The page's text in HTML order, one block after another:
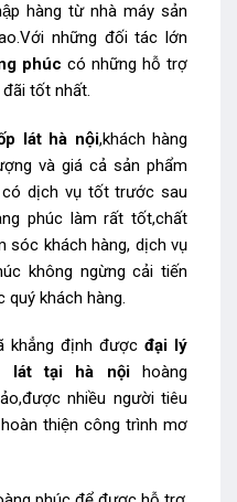
hàng từ nhà máy sản
những đối tác lớn
phúc có những hỗ trợ
tốt nhất.
lát hà nội,khách hàng
và giá cả sản phẩm
dịch vụ tốt trước sau
phúc làm rất tốt,chất
sóc khách hàng, dịch vụ
không ngừng cải tiến
quý khách hàng.
khẳng định đượcđại lý
lát tại hà nộihoàng
nhiều người tiêu
thiện công trình mơ